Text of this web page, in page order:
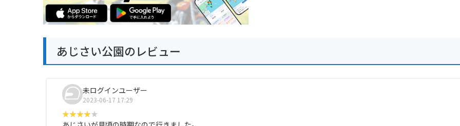
あじさい公園のレビュー
未ログインユーザー
2023-06-17 17:29